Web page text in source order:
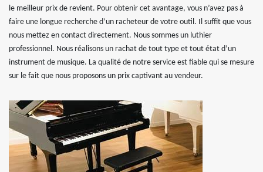
le meilleur prix de revient. Pour obtenir cet avantage, vous n’avez pas à
faire une longue recherche d’un racheteur de votre outil. Il suffit que vous
nous mettez en contact directement. Nous sommes un luthier
professionnel. Nous réalisons un rachat de tout type et tout état d’un
instrument de musique. La qualité de notre service est fiable qui se mesure
sur le fait que nous proposons un prix captivant au vendeur.